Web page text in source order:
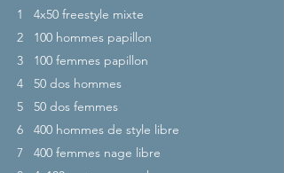
1
4x50 freestyle mixte
2
100 hommes papillon
3
100 femmes papillon
4
50 dos hommes
5
50 dos femmes
6
400 hommes de style libre
7
400 femmes nage libre